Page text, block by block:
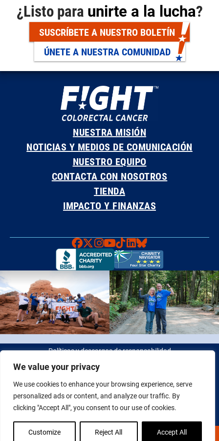
We value your privacy
We use cookies to enhance your browsing experience, serve
personalized ads or content, and analyze our traffic. By
clicking "Accept All", you consent to our use of cookies.
Customize Reject All Accept All
¿Listo para unirte a la lucha?
SUSCRÍBETE A NUESTRO BOLETÍN
ÚNETE A NUESTRA COMUNIDAD
NUESTRA MISIÓN
NOTICIAS Y MEDIOS DE COMUNICACIÓN
NUESTRO EQUIPO
CONTACTA CON NOSOTROS
TIENDA
IMPACTO Y FINANZAS
Faceboook
X Instagram
YouTube
TikTok
LinkedIn
Bluesky
Políticas y descargos de responsabilidad
© 2026 Fight Colorectal Cancer. Todos los derechos reservados.
Identificación fiscal: 20-2622550